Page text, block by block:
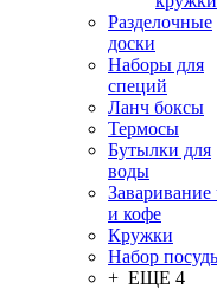
Разделочные
доски
Наборы для
специй
Ланч боксы
Термосы
Бутылки для
воды
Заваривание
и кофе
Кружки
Набор
+ ЕЩЕ 4